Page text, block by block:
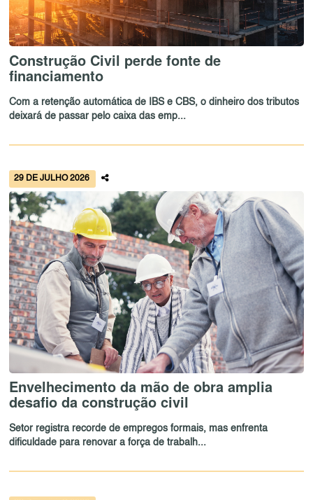
Construção Civil perde fonte de
financiamento
Com a retenção automática de IBS e CBS, o dinheiro dos tributos
deixará de passar pelo caixa das emp...
29 DE JULHO 2026
Envelhecimento da mão de obra amplia
desafio da construção civil
Setor registra recorde de empregos formais, mas enfrenta
dificuldade para renovar a força de trabalh...